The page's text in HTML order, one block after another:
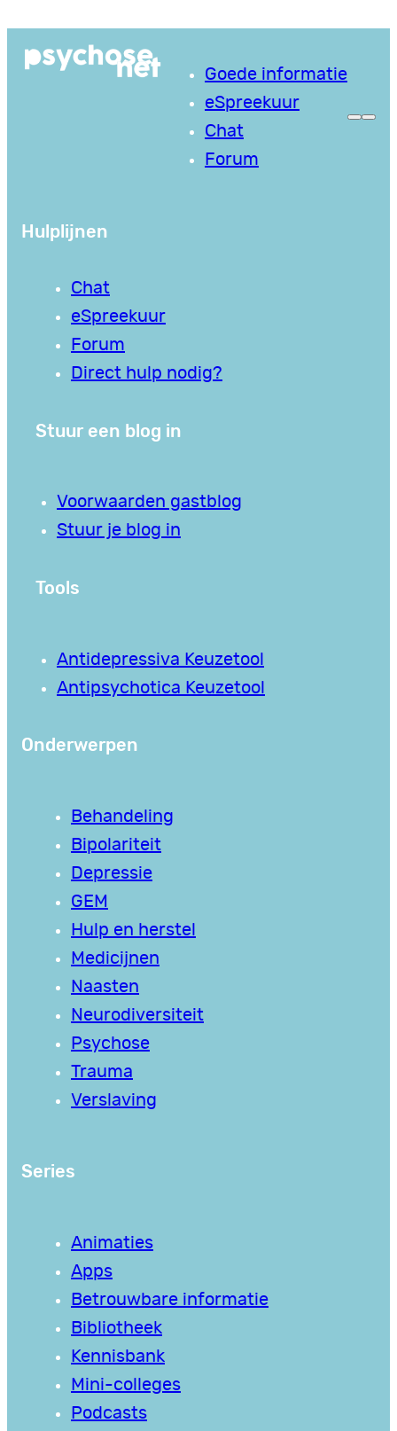
naar
Goede informatie
eSpreekuur
Chat
Forum
Hulplijnen
Chat
eSpreekuur
Forum
Direct hulp nodig?
Stuur een blog in
Voorwaarden gastblog
Stuur je blog in
Tools
Antidepressiva Keuzetool
Antipsychotica Keuzetool
Onderwerpen
Behandeling
Bipolariteit
Depressie
GEM
Hulp en herstel
Medicijnen
Naasten
Neurodiversiteit
Psychose
Trauma
Verslaving
Series
Animaties
Apps
Betrouwbare informatie
Bibliotheek
Kennisbank
Mini-colleges
Podcasts